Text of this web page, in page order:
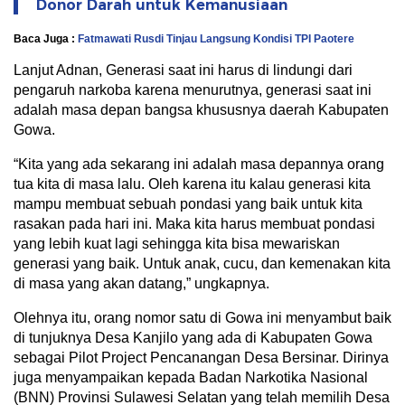
Donor Darah untuk Kemanusiaan
Baca Juga : Fatmawati Rusdi Tinjau Langsung Kondisi TPI Paotere
Lanjut Adnan, Generasi saat ini harus di lindungi dari
pengaruh narkoba karena menurutnya, generasi saat ini
adalah masa depan bangsa khususnya daerah Kabupaten
Gowa.
“Kita yang ada sekarang ini adalah masa depannya orang
tua kita di masa lalu. Oleh karena itu kalau generasi kita
mampu membuat sebuah pondasi yang baik untuk kita
rasakan pada hari ini. Maka kita harus membuat pondasi
yang lebih kuat lagi sehingga kita bisa mewariskan
generasi yang baik. Untuk anak, cucu, dan kemenakan kita
di masa yang akan datang,” ungkapnya.
Olehnya itu, orang nomor satu di Gowa ini menyambut baik
di tunjuknya Desa Kanjilo yang ada di Kabupaten Gowa
sebagai Pilot Project Pencanangan Desa Bersinar. Dirinya
juga menyampaikan kepada Badan Narkotika Nasional
(BNN) Provinsi Sulawesi Selatan yang telah memilih Desa